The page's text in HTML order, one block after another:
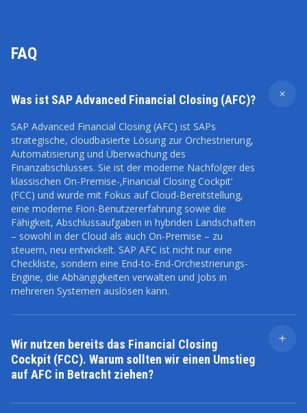
FAQ
Was ist SAP Advanced Financial Closing (AFC)?
SAP Advanced Financial Closing (AFC) ist SAPs
strategische, cloudbasierte Lösung zur Orchestrierung,
Automatisierung und Überwachung des
Finanzabschlusses. Sie ist der moderne Nachfolger des
klassischen On-Premise-‚Financial Closing Cockpit‘
(FCC) und wurde mit Fokus auf Cloud-Bereitstellung,
eine moderne Fiori-Benutzererfahrung sowie die
Fähigkeit, Abschlussaufgaben in hybriden Landschaften
– sowohl in der Cloud als auch On-Premise – zu
steuern, neu entwickelt. SAP AFC ist nicht nur eine
Checkliste, sondern eine End-to-End-Orchestrierungs-
Engine, die Abhängigkeiten verwalten und Jobs in
mehreren Systemen auslösen kann.
Wir nutzen bereits das Financial Closing
Cockpit (FCC). Warum sollten wir einen Umstieg
auf AFC in Betracht ziehen?
AFC bietet drei wesentliche Vorteile gegenüber dem